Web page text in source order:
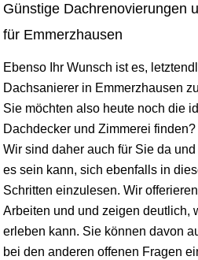
Günstige Dachrenovierungen
für Emmerzhausen
Ebenso Ihr Wunsch ist es,
Dachsanierer in Emmerzhausen
Sie möchten also heute noch die
Dachdecker und Zimmerei finden?
Wir sind daher auch für Sie da
es sein kann, sich ebenfalls in
Schritten einzulesen. Wir
Arbeiten und und zeigen deutlich,
erleben kann. Sie können davon
bei den anderen offenen Fragen